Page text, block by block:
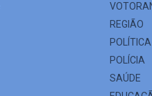
REGIÃO
POLÍTICA
POLÍCIA
SAÚDE